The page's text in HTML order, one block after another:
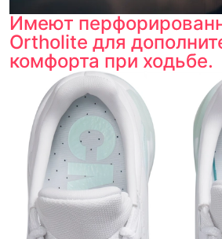
Имеют
Ortholite для
комфорта при ходьбе.